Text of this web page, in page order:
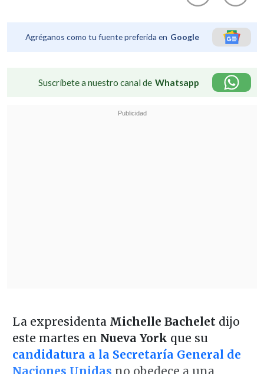
Agréganos como tu fuente preferida en Google
Suscríbete a nuestro canal de Whatsapp
La expresidentaMichelle Bachelet dijo
este martes en Nueva York que su
candidatura a la Secretaría General de
Naciones Unidas no obedece a una